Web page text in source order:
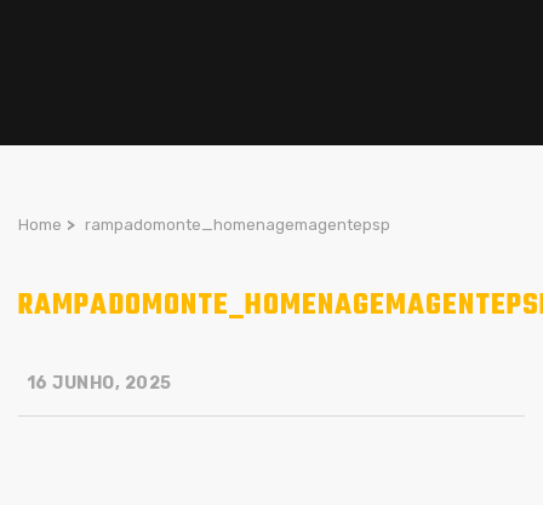
Home > rampadomonte_homenagemagentepsp
16 JUNHO, 2025